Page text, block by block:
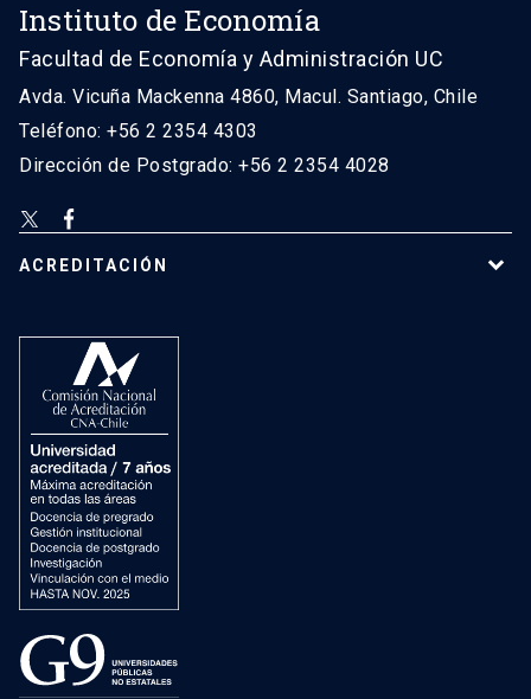
Instituto de Economía
Facultad de Economía y Administración UC
Avda. Vicuña Mackenna 4860, Macul. Santiago, Chile
Teléfono: +56 2 2354 4303
Dirección de Postgrado: +56 2 2354 4028
ACREDITACIÓN